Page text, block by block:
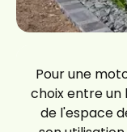
Pour une
choix entre
de l'espace